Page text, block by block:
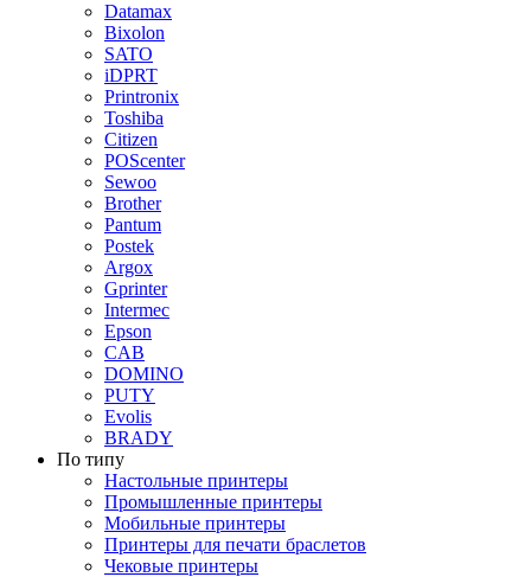
Datamax
Bixolon
SATO
iDPRT
Printronix
Toshiba
Citizen
POScenter
Sewoo
Brother
Pantum
Postek
Argox
Gprinter
Intermec
Epson
CAB
DOMINO
PUTY
Evolis
BRADY
По типу
Настольные принтеры
Промышленные принтеры
Мобильные принтеры
Принтеры для печати браслетов
Чековые принтеры